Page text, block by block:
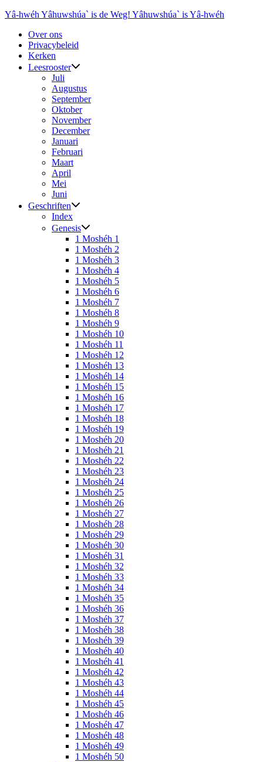
Ga
inhoud
Yâ-hwéh Yâhuwshúa` is de Weg! Yâhuwshúa` is Yâ-hwéh
Over ons
Privacybeleid
Kerken
Leesrooster
Juli
Augustus
September
Oktober
November
December
Januari
Februari
Maart
April
Mei
Juni
Geschriften
Index
Genesis
1 Moshéh 1
1 Moshéh 2
1 Moshéh 3
1 Moshéh 4
1 Moshéh 5
1 Moshéh 6
1 Moshéh 7
1 Moshéh 8
1 Moshéh 9
1 Moshéh 10
1 Moshéh 11
1 Moshéh 12
1 Moshéh 13
1 Moshéh 14
1 Moshéh 15
1 Moshéh 16
1 Moshéh 17
1 Moshéh 18
1 Moshéh 19
1 Moshéh 20
1 Moshéh 21
1 Moshéh 22
1 Moshéh 23
1 Moshéh 24
1 Moshéh 25
1 Moshéh 26
1 Moshéh 27
1 Moshéh 28
1 Moshéh 29
1 Moshéh 30
1 Moshéh 31
1 Moshéh 32
1 Moshéh 33
1 Moshéh 34
1 Moshéh 35
1 Moshéh 36
1 Moshéh 37
1 Moshéh 38
1 Moshéh 39
1 Moshéh 40
1 Moshéh 41
1 Moshéh 42
1 Moshéh 43
1 Moshéh 44
1 Moshéh 45
1 Moshéh 46
1 Moshéh 47
1 Moshéh 48
1 Moshéh 49
1 Moshéh 50